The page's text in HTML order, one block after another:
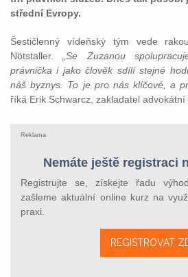
střední Evropy.
Šestičlenný vídeňský tým vede
Nötstaller.
„Se Zuzanou
právnička i jako člověk sdílí stejné
náš byznys. To je pro nás klíčové, a
říká Erik Schwarcz, zakladatel advokátní
Reklama
Nemáte ještě registraci
Registrujte se, získejte řadu
zašleme aktuální online kurz na
praxi.
REGISTROVAT